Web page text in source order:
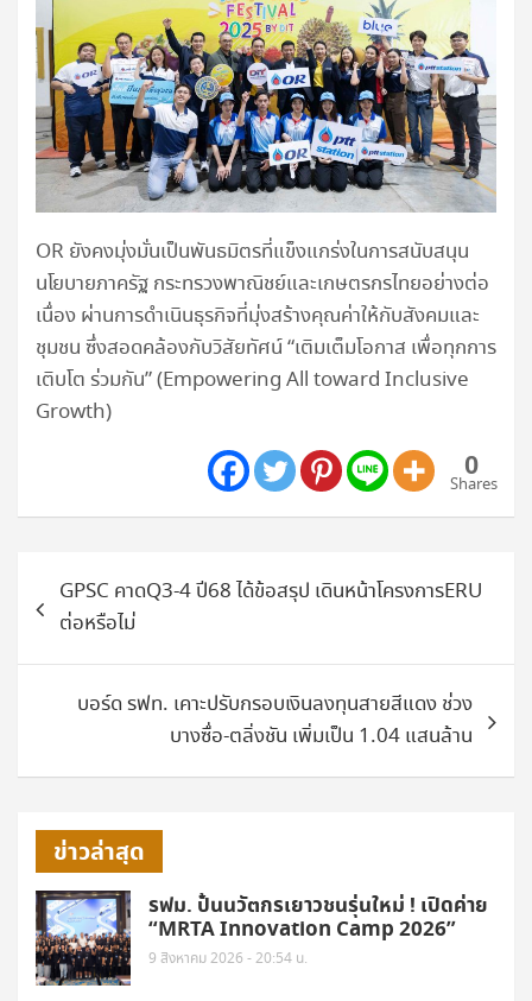
OR ยังคงมุ่งมั่นเป็นพันธมิตรที่แข็งแกร่งในการสนับสนุน
นโยบายภาครัฐ กระทรวงพาณิชย์และเกษตรกรไทยอย่างต่อ
เนื่อง ผ่านการดำเนินธุรกิจที่มุ่งสร้างคุณค่าให้กับสังคมและ
ชุมชน ซึ่งสอดคล้องกับวิสัยทัศน์ “เติมเต็มโอกาส เพื่อทุกการ
เติบโต ร่วมกัน” (Empowering All toward Inclusive
Growth)
0
Shares
เรื่องGPSC คาดQ3-4 ปี68 ได้ข้อสรุป เดินหน้าโครงการERU
ต่อหรือไม่
บอร์ด รฟท. เคาะปรับกรอบเงินลงทุนสายสีแดง ช่วง
บางซื่อ-ตลิ่งชัน เพิ่มเป็น 1.04 แสนล้าน
ข่าวล่าสุด
รฟม. ปั้นนวัตกรเยาวชนรุ่นใหม่ ! เปิดค่าย
“MRTA Innovation Camp 2026”
9 สิงหาคม 2026 - 20:54 น.